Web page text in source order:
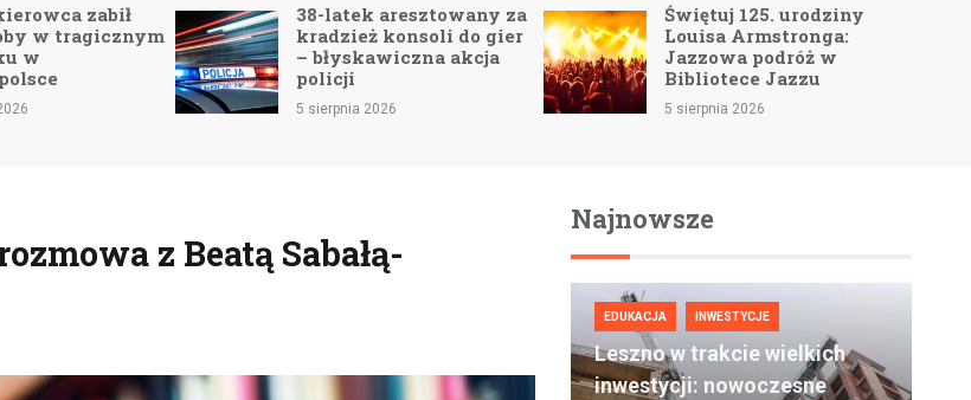
38-latek aresztowany za
kradzież konsoli do gier
– błyskawiczna akcja
policji
5 sierpnia 2026
Świętuj 125. urodziny
Louisa Armstronga:
Jazzowa podróż w
Bibliotece Jazzu
5 sierpnia 2026
z Beatą Sabałą-
Najnowsze
EDUKACJA INWESTYCJE
Leszno w trakcie wielkich
inwestycji: nowoczesne